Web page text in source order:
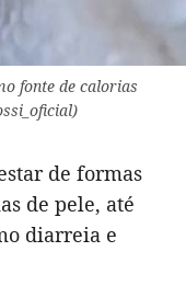
fonte de calorias
de formas
de pele, até
diarreia e